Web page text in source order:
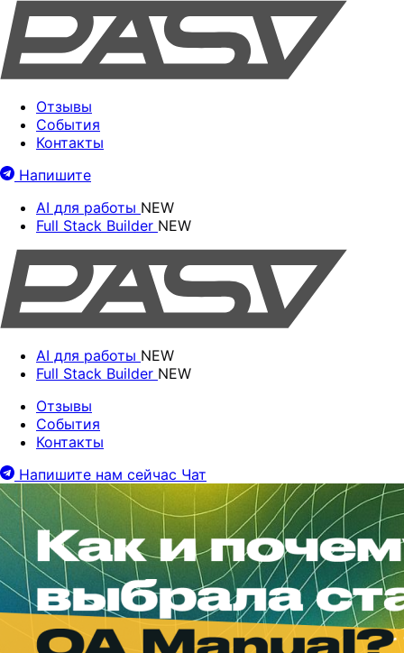
Отзывы
События
Контакты
Напишите
AI для работы NEW
Full Stack Builder NEW
AI для работы NEW
Full Stack Builder NEW
Отзывы
События
Контакты
Напишите нам сейчас Чат